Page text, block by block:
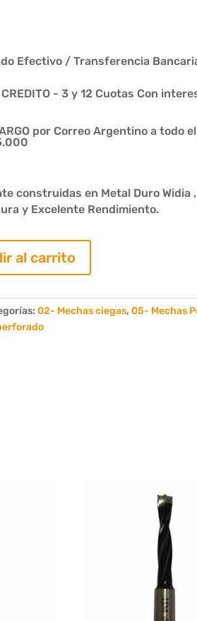
Efectivo / Transferencia
CREDITO - 3 y 12 Cuotas Con
por Correo Argentino a todo
construidas en Metal Duro Widia
y Excelente Rendimiento.
al carrito
02- Mechas ciegas, 05- Mechas